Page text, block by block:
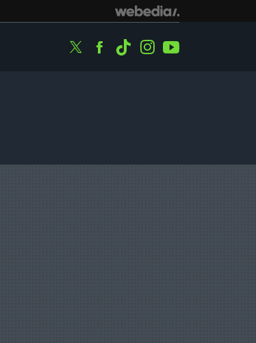
TwitterFacebook
TiktokInstagram